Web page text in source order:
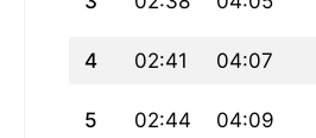
4 02:41 04:07
5 02:44 04:09